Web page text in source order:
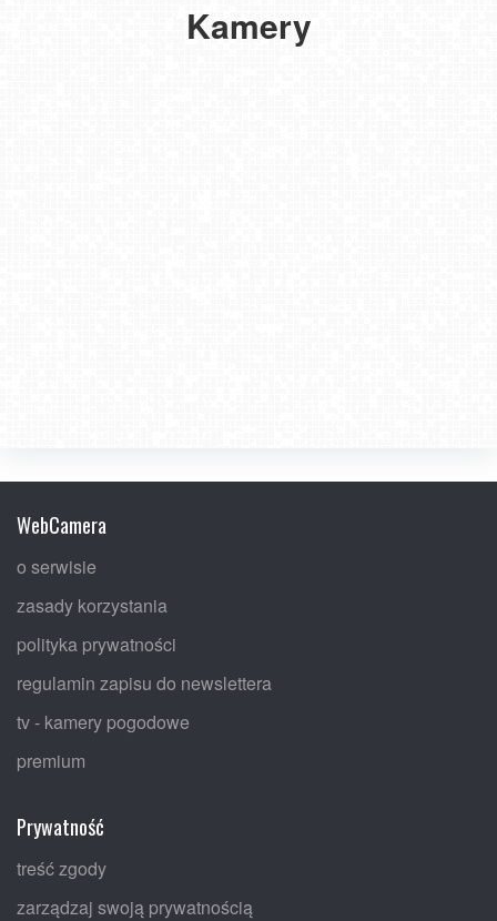
Kamery
WebCamera
o serwisie
zasady korzystania
polityka prywatności
regulamin zapisu do newslettera
tv - kamery pogodowe
premium
Prywatność
treść zgody
zarządzaj swoją prywatnością